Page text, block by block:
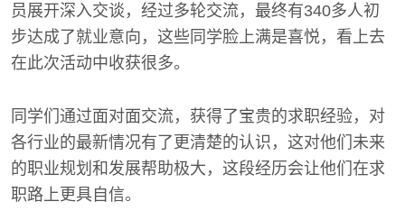
员展开深入交谈，经过多轮交流，最终有340多人初
步达成了就业意向，这些同学脸上满是喜悦，看上去
在此次活动中收获很多。
同学们通过面对面交流，获得了宝贵的求职经验，对
各行业的最新情况有了更清楚的认识，这对他们未来
的职业规划和发展帮助极大，这段经历会让他们在求
职路上更具自信。